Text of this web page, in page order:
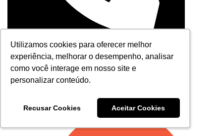
Utilizamos cookies para oferecer melhor
experiência, melhorar o desempenho, analisar
como você interage em nosso site e
personalizar conteúdo.
Recusar Cookies Aceitar Cookies
Utilizamos cookies para oferecer melhor
experiência, melhorar o desempenho, analisar
como você interage em nosso site e
personalizar conteúdo.
Recusar Cookies Aceitar Cookies
Ligamos para você -41 3180-0019
Matriz